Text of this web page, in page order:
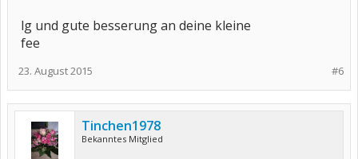
lg und gute besserung an deine kleine
fee
#6
23. August 2015
Tinchen1978
Bekanntes Mitglied